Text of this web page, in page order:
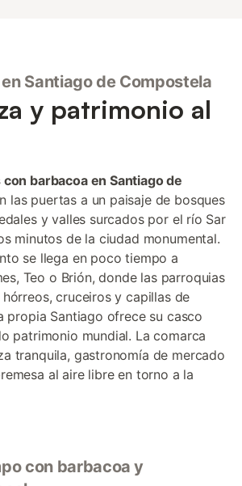
Santiago de Compostela
y patrimonio al
barbacoa en Santiago de
las puertas a un paisaje de bosques
y valles surcados por el río Sar
minutos de la ciudad monumental.
se llega en poco tiempo a
Teo o Brión, donde las parroquias
cruceiros y capillas de
propia Santiago ofrece su casco
patrimonio mundial. La comarca
tranquila, gastronomía de mercado
al aire libre en torno a la
con barbacoa y